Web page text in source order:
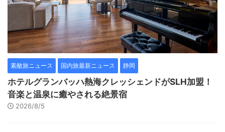
素敵旅ニュース 国内旅最新ニュース 静岡
ホテルグランバッハ熱海クレッシェンドがSLH加盟！
音楽と温泉に癒やされる絶景宿
2026/8/5